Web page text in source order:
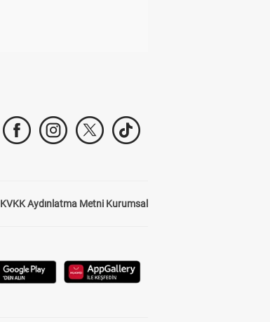
KVKK Aydınlatma Metni Kurumsal